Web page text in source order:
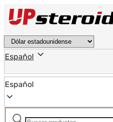
Español
Español
Buscar: